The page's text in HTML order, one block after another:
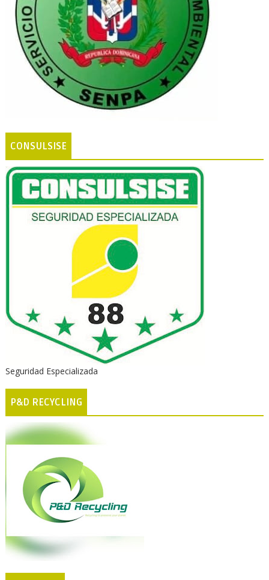
CONSULSISE
Seguridad Especializada
P&D RECYCLING